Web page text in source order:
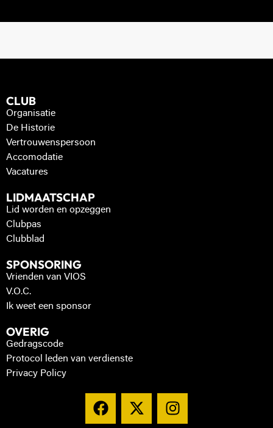
CLUB
Organisatie
De Historie
Vertrouwenspersoon
Accomodatie
Vacatures
LIDMAATSCHAP
Lid worden en opzeggen
Clubpas
Clubblad
SPONSORING
Vrienden van VIOS
V.O.C.
Ik weet een sponsor
OVERIG
Gedragscode
Protocol leden van verdienste
Privacy Policy